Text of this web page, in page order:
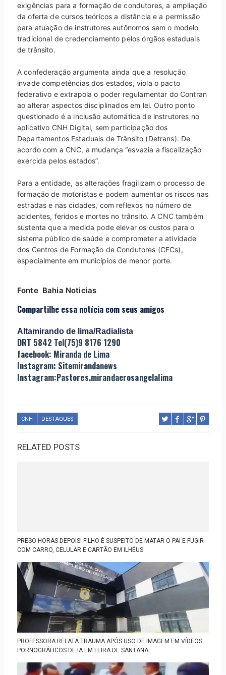
exigências para a formação de condutores, a ampliação
da oferta de cursos teóricos a distância e a permissão
para atuação de instrutores autônomos sem o modelo
tradicional de credenciamento pelos órgãos estaduais
de trânsito.
A confederação argumenta ainda que a resolução
invade competências dos estados, viola o pacto
federativo e extrapola o poder regulamentar do Contran
ao alterar aspectos disciplinados em lei. Outro ponto
questionado é a inclusão automática de instrutores no
aplicativo CNH Digital, sem participação dos
Departamentos Estaduais de Trânsito (Detrans). De
acordo com a CNC, a mudança “esvazia a fiscalização
exercida pelos estados”.
Para a entidade, as alterações fragilizam o processo de
formação de motoristas e podem aumentar os riscos nas
estradas e nas cidades, com reflexos no número de
acidentes, feridos e mortes no trânsito. A CNC também
sustenta que a medida pode elevar os custos para o
sistema público de saúde e comprometer a atividade
dos Centros de Formação de Condutores (CFCs),
especialmente em municípios de menor porte.
Fonte Bahia Noticias
Compartilhe essa notícia com seus amigos
Altamirando de lima/Radialista
DRT 5842 Tel(75)9 8176 1290
facebook: Miranda de Lima
Instagram: Sitemirandanews
Instagram:Pastores.mirandaerosangelalima
CNH DESTAQUES
RELATED POSTS
PRESO HORAS DEPOIS! FILHO É SUSPEITO DE MATAR O PAI E FUGIR
COM CARRO, CELULAR E CARTÃO EM ILHÉUS
PROFESSORA RELATA TRAUMA APÓS USO DE IMAGEM EM VÍDEOS
PORNOGRÁFICOS DE IA EM FEIRA DE SANTANA